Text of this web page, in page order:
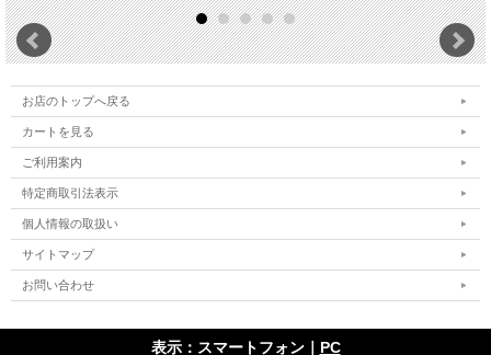
お店のトップへ戻る
カートを見る
ご利用案内
特定商取引法表示
個人情報の取扱い
サイトマップ
お問い合わせ
表示：スマートフォン｜ PC